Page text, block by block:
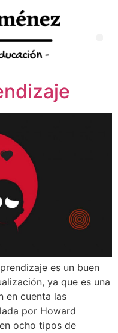
es un buen
ya que es una
en cuenta las
por Howard
ocho tipos de